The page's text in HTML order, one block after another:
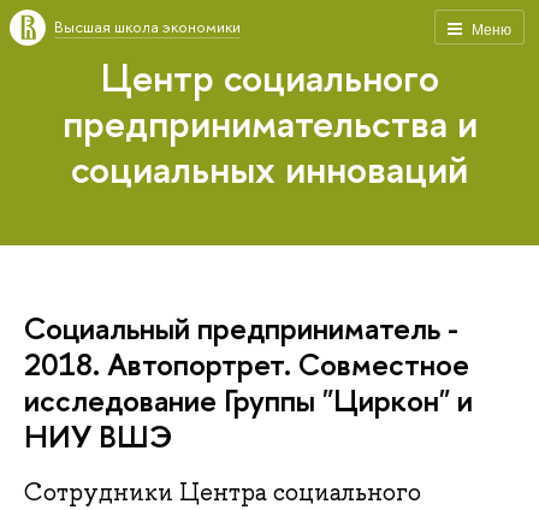
Меню
Высшая школа экономики
Центр социального
предпринимательства и
социальных инноваций
Социальный предприниматель -
2018. Автопортрет. Совместное
исследование Группы "Циркон" и
НИУ ВШЭ
Сотрудники Центра социального